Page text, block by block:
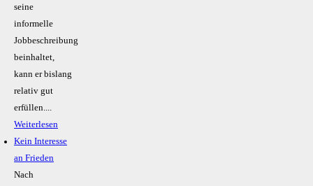
seine
informelle
Jobbeschreibung
beinhaltet,
kann er bislang
relativ gut
erfüllen....
Weiterlesen
Kein Inte­resse
an Frieden
Nach